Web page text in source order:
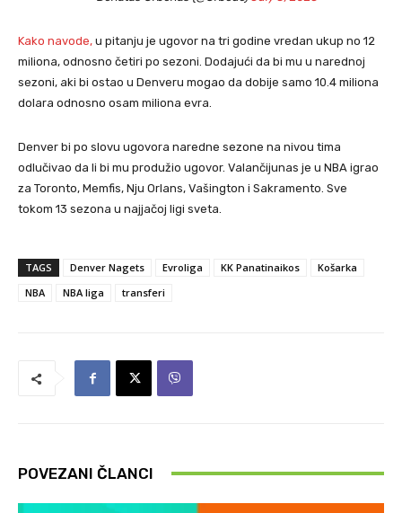
Kako navode, u pitanju je ugovor na tri godine vredan ukup no 12
miliona, odnosno četiri po sezoni. Dodajući da bi mu u narednoj
sezoni, aki bi ostao u Denveru mogao da dobije samo 10.4 miliona
dolara odnosno osam miliona evra.
Denver bi po slovu ugovora naredne sezone na nivou tima
odlučivao da li bi mu produžio ugovor. Valančijunas je u NBA igrao
za Toronto, Memfis, Nju Orlans, Vašington i Sakramento. Sve
tokom 13 sezona u najjačoj ligi sveta.
TAGS Denver Nagets Evroliga KK Panatinaikos
Košarka
NBA
NBA liga transferi
POVEZANI ČLANCI